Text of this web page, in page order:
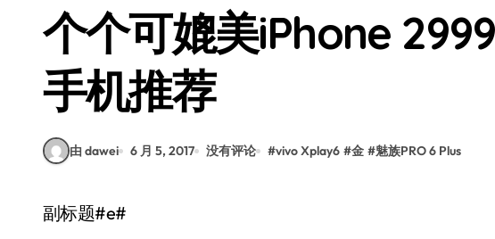
iPhone 17e采购指南：性能配置大升级，速览最新资讯！
个个可媲美iPhone
手机推荐
由 dawei 6 月 5, 2017 没有评论 #vivo Xplay6 #金 #魅族PRO 6 Plus
副标题#e#